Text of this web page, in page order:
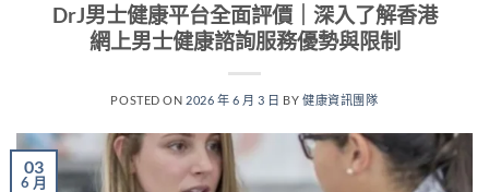
DrJ男士健康平台全面評價｜深入了解香港
網上男士健康諮詢服務優勢與限制
POSTED ON 2026 年 6 月 3 日 BY健康資訊團隊
03
6 月